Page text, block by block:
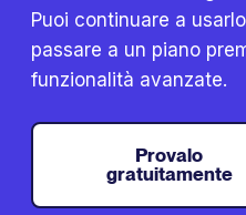
Puoi continuare a
passare a un piano
funzionalità avanzate.
Provalo
gratuitamente